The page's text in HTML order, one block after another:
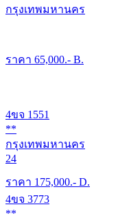
กรุงเทพมหานคร
ราคา 65,000.- B.
4ขจ 1551
**
กรุงเทพมหานคร
24
ราคา 175,000.- D.
4ขจ 3773
**